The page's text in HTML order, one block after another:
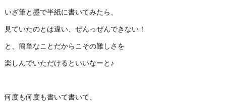
いざ筆と墨で半紙に書いてみたら、
見ていたのとは違い、ぜんっぜんできない！
と、簡単なことだからこその難しさを
楽しんでいただけるといいなーと♪
何度も何度も書いて書いて、